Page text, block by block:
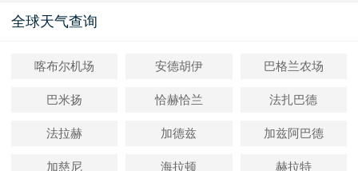
全球天气查询
喀布尔机场 安德胡伊 巴格兰农场
巴米扬 恰赫恰兰 法扎巴德
法拉赫 加德兹 加兹阿巴德
加慈尼 海拉顿 赫拉特